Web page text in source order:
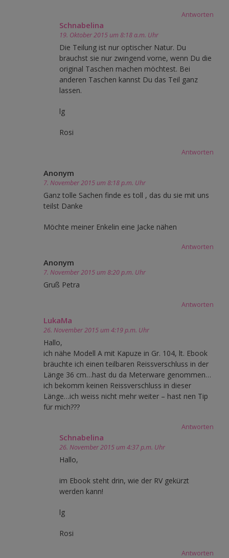
Antworten
Schnabelina
19. Oktober 2015 um 8:18 a.m. Uhr
Die Teilung ist nur optischer Natur. Du
brauchst sie nur zwingend vorne, wenn Du die
original Taschen machen möchtest. Bei
anderen Taschen kannst Du das Teil ganz
lassen.
lg
Rosi
Antworten
Anonym
7. November 2015 um 8:18 p.m. Uhr
Ganz tolle Sachen finde es toll , das du sie mit uns
teilst Danke
Möchte meiner Enkelin eine Jacke nähen
Antworten
Anonym
7. November 2015 um 8:20 p.m. Uhr
Gruß Petra
Antworten
LukaMa
26. November 2015 um 4:19 p.m. Uhr
Hallo,
ich nähe Modell A mit Kapuze in Gr. 104, lt. Ebook
bräuchte ich einen teilbaren Reissverschluss in der
Länge 36 cm…hast du da Meterware genommen…
ich bekomm keinen Reissverschluss in dieser
Länge…ich weiss nicht mehr weiter – hast nen Tip
für mich???
Antworten
Schnabelina
26. November 2015 um 4:37 p.m. Uhr
Hallo,
im Ebook steht drin, wie der RV gekürzt
werden kann!
lg
Rosi
Antworten